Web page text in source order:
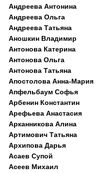
Андреева Антонина
Андреева Ольга
Андреева Татьяна
Аношкин Владимир
Антонова Катерина
Антонова Ольга
Антонова Татьяна
Апостолова Анна-Мария
Апфельбаум Софья
Арбенин Константин
Арефьева Анастасия
Арканникова Алина
Артимович Татьяна
Архипова Дарья
Асаев Супой
Асеев Михаил